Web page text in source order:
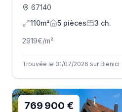
67140
110m²
5 pièces 3 ch.
2919€/m²
Trouvée le 31/07/2026 sur Bienici
769 900 €